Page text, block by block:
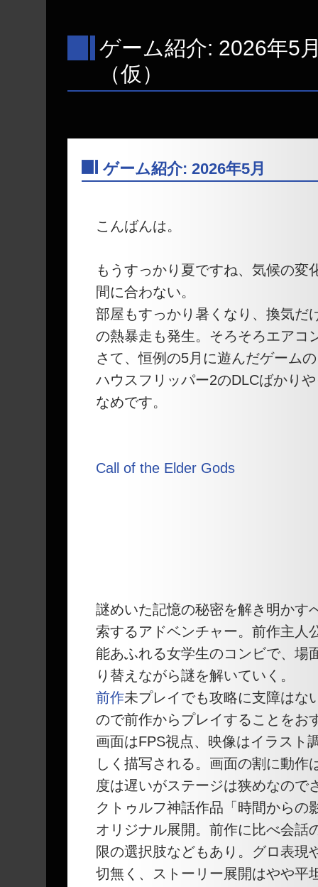
ゲーム紹介: 2026年5
（仮）
ゲーム紹介: 2026年5月
こんばんは。
もうすっかり夏ですね、気候の変
間に合わない。
部屋もすっかり暑くなり、換気だ
の熱暴走も発生。そろそろエアコ
さて、恒例の5月に遊んだゲーム
ハウスフリッパー2のDLCばかり
なめです。
Call of the Elder Gods
謎めいた記憶の秘密を解き明かす
索するアドベンチャー。前作主人
能あふれる女学生のコンビで、場
り替えながら謎を解いていく。
前作未プレイでも攻略に支障はな
ので前作からプレイすることをお
画面はFPS視点、映像はイラスト
しく描写される。画面の割に動作
度は遅いがステージは狭めなので
クトゥルフ神話作品「時間からの
オリジナル展開。前作に比べ会話
限の選択肢などもあり。グロ表現
切無く、ストーリー展開はやや平